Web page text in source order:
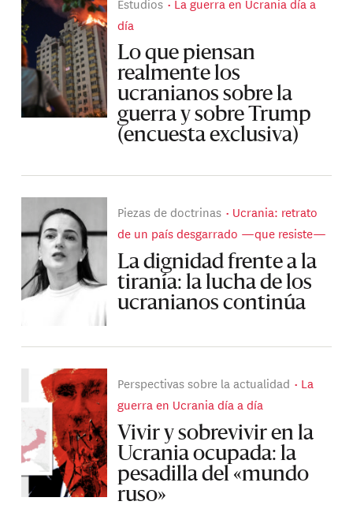
día
Lo que piensan
realmente los
ucranianos sobre la
guerra y sobre Trump
(encuesta exclusiva)
Piezas de doctrinas
Ucrania: retrato
de un país desgarrado —que resiste—
La dignidad frente a la
tiranía: la lucha de los
ucranianos continúa
Perspectivas sobre la actualidad
La
guerra en Ucrania día a día
Vivir y sobrevivir en la
Ucrania ocupada: la
pesadilla del «mundo
ruso»